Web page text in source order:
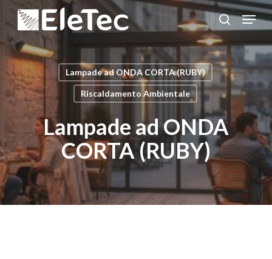
Salta
contenuto
principale
cerca
Menu
Lampade ad ONDA CORTA (RUBY)
Riscaldamento Ambientale
Lampade ad ONDA
CORTA (RUBY)
menu